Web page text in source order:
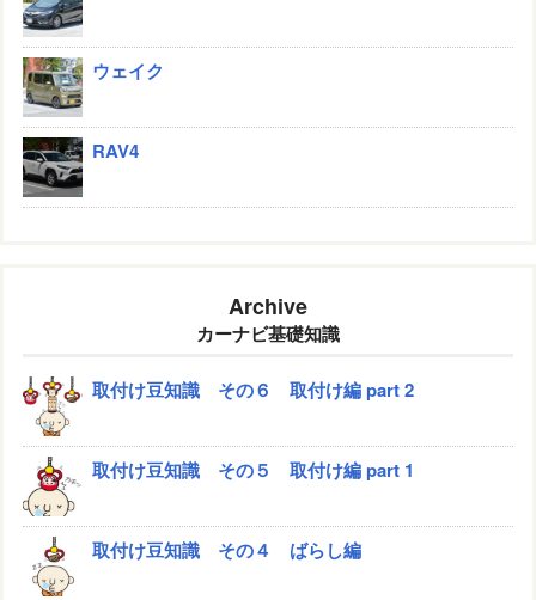
ウェイク
RAV4
Archive
カーナビ基礎知識
取付け豆知識 その６ 取付け編 part 2
取付け豆知識 その５ 取付け編 part 1
取付け豆知識 その４ ばらし編